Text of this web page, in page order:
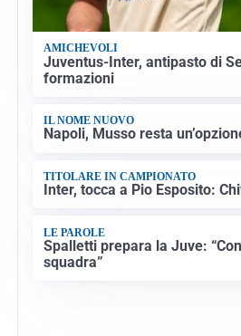
AMICHEVOLI
Juventus-Inter, antipasto di
formazioni
IL NOME NUOVO
Napoli, Musso resta
TITOLARE IN CAMPIONATO
Inter, tocca a Pio Esposito:
LE PAROLE
Spalletti prepara la Juve:
squadra”